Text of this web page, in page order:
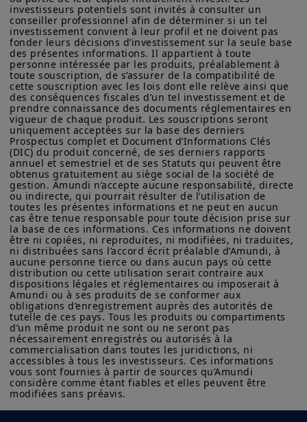
Lire l'article complet sur
Amundi Research Center
États-Unis d'Amérique (y compris dans les territoires et
possessions américains), aux résidents et citoyens des États-
Unis d'Amérique ou à des « Ressortissants des États-Unis ». Si
vous êtes un « Ressortissant des États-Unis », vous n'êtes pas
autorisé à accéder à ce site et vous êtes invité à vous
connecter à amundi.com/usinvestors.
Les informations disponibles sur ce site sont fournies à titre
informatif seulement. Aucune information fournie ne constitue
une offre d’achat, une sollicitation de vente de titres, un conseil
d’investissement quant à l'achat ou à la vente d’un titre, une
offre ou une sollicitation par Amundi Canada ou une de ses
sociétés affiliées de fournir un conseil d'investissement ou un
service financier, juridique, fiscal ou de placement ni d’acheter
ou vendre des titres ou d’autres instruments financiers. Les
informations contenues sur ce site proviennent d’Amundi
Canada ou de sources considérées comme fiables par Amundi
Canada. Amundi Canada n’a pas vérifié indépendamment cette
information, ni n’a mené d’enquête à son égard. Ni Amundi
Canada, ni ses sociétés affiliées, associés, administrateurs,
dirigeants, mandataires, employés ni ses représentants ne
garantissent ni ne déclarent, implicitement ou explicitement,
que les informations fournies sur ce site est exacte, complète
ou à jour. Amundi Canada décline toute responsabilité liée aux
informations contenues sur ce site web.
Les informations ne visent pas à être distribuées ni à être
utilisées par une personne ou entité dans une juridiction où
cette distribution ou utilisation contreviendrait à la loi ou à la
réglementation applicables, ou qui imposerait à Amundi
Canada ou à ses affiliés l’obligation de se conformer aux
obligations d’inscription ou de prospectus de ces juridictions.
Les informations ne peuvent, sans l'autorisation écrite
investisseurs potentiels sont invités à consulter un
conseiller professionnel afin de déterminer si un tel
investissement convient à leur profil et ne doivent pas
fonder leurs décisions d’investissement sur la seule base
des présentes informations. Il appartient à toute
personne intéressée par les produits, préalablement à
toute souscription, de s’assurer de la compatibilité de
cette souscription avec les lois dont elle relève ainsi que
des conséquences fiscales d’un tel investissement et de
prendre connaissance des documents réglementaires en
vigueur de chaque produit. Les souscriptions seront
uniquement acceptées sur la base des derniers
Prospectus complet et Document d’Informations Clés
(DIC) du produit concerné, de ses derniers rapports
annuel et semestriel et de ses Statuts qui peuvent être
obtenus gratuitement au siège social de la société de
gestion. Amundi n’accepte aucune responsabilité, directe
ou indirecte, qui pourrait résulter de l’utilisation de
toutes les présentes informations et ne peut en aucun
cas être tenue responsable pour toute décision prise sur
la base de ces informations. Ces informations ne doivent
être ni copiées, ni reproduites, ni modifiées, ni traduites,
ni distribuées sans l’accord écrit préalable d’Amundi, à
aucune personne tierce ou dans aucun pays où cette
distribution ou cette utilisation serait contraire aux
dispositions légales et réglementaires ou imposerait à
Amundi ou à ses produits de se conformer aux
obligations d’enregistrement auprès des autorités de
tutelle de ces pays. Tous les produits ou compartiments
d’un même produit ne sont ou ne seront pas
nécessairement enregistrés ou autorisés à la
commercialisation dans toutes les juridictions, ni
accessibles à tous les investisseurs. Ces informations
vous sont fournies à partir de sources qu’Amundi
considère comme étant fiables et elles peuvent être
modifiées sans préavis.